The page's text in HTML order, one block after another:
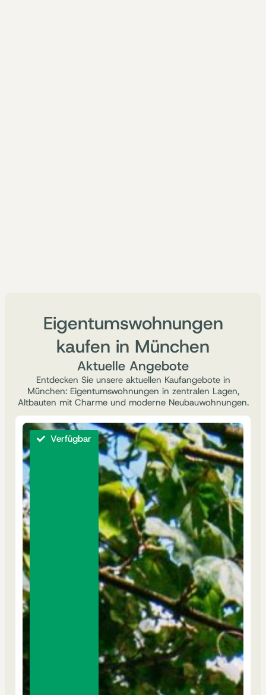
Eigentumswohnungen
kaufen in München
Aktuelle Angebote
Entdecken Sie unsere aktuellen Kaufangebote in
München: Eigentumswohnungen in zentralen Lagen,
Altbauten mit Charme und moderne Neubauwohnungen.
Verfügbar